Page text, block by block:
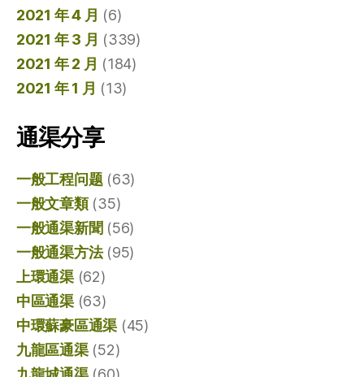
2021 年 4 月 (6)
2021 年 3 月 (339)
2021 年 2 月 (184)
2021 年 1 月 (13)
通渠分享
一般工程问题(63)
一般文章類(35)
一般通渠新聞 (56)
一般通渠方法(95)
上環通渠(62)
中區通渠(63)
中環蘇豪區通渠 (45)
九龍區通渠(52)